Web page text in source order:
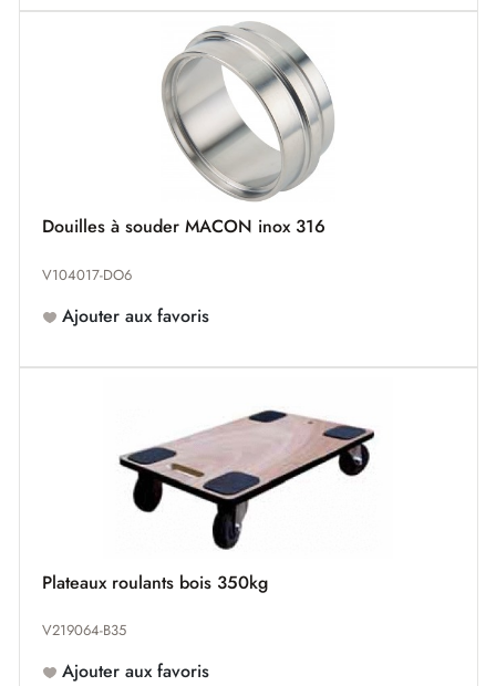
Douilles à souder MACON inox 316
V104017-DO6
Ajouter aux favoris
Plateaux roulants bois 350kg
V219064-B35
Ajouter aux favoris